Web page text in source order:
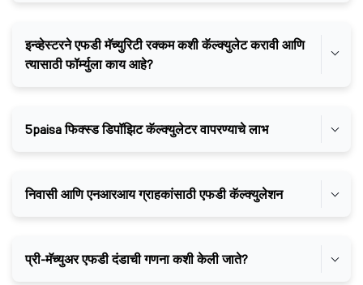
इन्व्हेस्टरने एफडी मॅच्युरिटी रक्कम कशी कॅल्क्युलेट करावी आणि
त्यासाठी फॉर्म्युला काय आहे?
5paisa फिक्स्ड डिपॉझिट कॅल्क्युलेटर वापरण्याचे लाभ
निवासी आणि एनआरआय ग्राहकांसाठी एफडी कॅल्क्युलेशन
प्री-मॅच्युअर एफडी दंडाची गणना कशी केली जाते?